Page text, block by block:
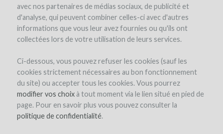
avec nos partenaires de médias sociaux, de publicité et
d'analyse, qui peuvent combiner celles-ci avec d'autres
informations que vous leur avez fournies ou qu'ils ont
collectées lors de votre utilisation de leurs services.
Ci-dessous, vous pouvez refuser les cookies (sauf les
cookies strictement nécessaires au bon fonctionnement
du site) ou accepter tous les cookies. Vous pourrez
modifier vos choixà tout moment via le lien situé en pied de
page. Pour en savoir plus vous pouvez consulter la
politique de confidentialité.
costes y riesgos investment details documentos
los detalles de la operación comentarios (0)
Château Cazebonne